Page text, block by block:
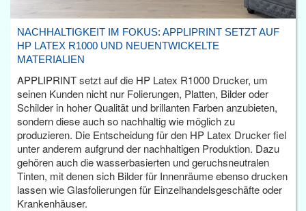
NACHHALTIGKEIT IM FOKUS: APPLIPRINT SETZT AUF
HP LATEX R1000 UND NEUENTWICKELTE
MATERIALIEN
APPLIPRINT setzt auf die HP Latex R1000 Drucker, um
seinen Kunden nicht nur Folierungen, Platten, Bilder oder
Schilder in hoher Qualität und brillanten Farben anzubieten,
sondern diese auch so nachhaltig wie möglich zu
produzieren. Die Entscheidung für den HP Latex Drucker fiel
unter anderem aufgrund der nachhaltigen Produktion. Dazu
gehören auch die wasserbasierten und geruchsneutralen
Tinten, mit denen sich Bilder für Innenräume ebenso drucken
lassen wie Glasfolierungen für Einzelhandelsgeschäfte oder
Krankenhäuser.